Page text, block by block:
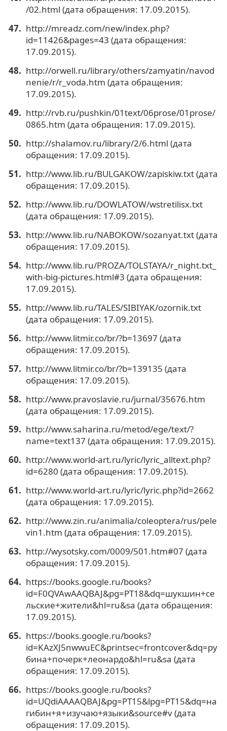
/02.html (дата обращения: 17.09.2015).
http://mreadz.com/new/index.php?
id=11426&pages=43 (дата обращения:
17.09.2015).
http://orwell.ru/library/others/zamyatin/navod
nenie/r/r_voda.htm (дата обращения:
17.09.2015).
http://rvb.ru/pushkin/01text/06prose/01prose/
0865.htm (дата обращения: 17.09.2015).
http://shalamov.ru/library/2/6.html (дата
обращения: 17.09.2015).
http://www.lib.ru/BULGAKOW/zapiskiw.txt (дата
обращения: 17.09.2015).
http://www.lib.ru/DOWLATOW/wstretilisx.txt
(дата обращения: 17.09.2015).
http://www.lib.ru/NABOKOW/sozanyat.txt (дата
обращения: 17.09.2015).
http://www.lib.ru/PROZA/TOLSTAYA/r_night.txt_
with-big-pictures.html#3 (дата обращения:
17.09.2015).
http://www.lib.ru/TALES/SIBIYAK/ozornik.txt
(дата обращения: 17.09.2015).
http://www.litmir.co/br/?b=13697 (дата
обращения: 17.09.2015).
http://www.litmir.co/br/?b=139135 (дата
обращения: 17.09.2015).
http://www.pravoslavie.ru/jurnal/35676.htm
(дата обращения: 17.09.2015).
http://www.saharina.ru/metod/ege/text/?
name=text137 (дата обращения: 17.09.2015).
http://www.world-art.ru/lyric/lyric_alltext.php?
id=6280 (дата обращения: 17.09.2015).
http://www.world-art.ru/lyric/lyric.php?id=2662
(дата обращения: 17.09.2015).
http://www.zin.ru/animalia/coleoptera/rus/pele
vin1.htm (дата обращения: 17.09.2015).
http://wysotsky.com/0009/501.htm#07 (дата
обращения: 17.09.2015).
https://books.google.ru/books?
id=F0QVAwAAQBAJ&pg=PT18&dq=шукшин+се
льские+жители&hl=ru&sa (дата обращения:
17.09.2015).
https://books.google.ru/books?
id=KAzXJ5nwwuEC&printsec=frontcover&dq=ру
бина+почерк+леонардо&hl=ru&sa (дата
обращения: 17.09.2015).
https://books.google.ru/books?
id=UQdiAAAAQBAJ&pg=PT15&lpg=PT15&dq=на
гибин+я+изучаю+языки&source#v (дата
обращения: 17.09.2015).